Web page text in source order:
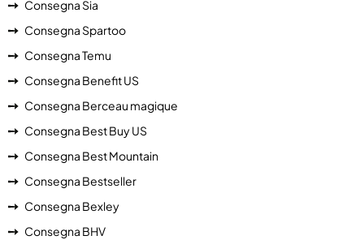
Consegna Sia
Consegna Spartoo
Consegna Temu
Consegna Benefit US
Consegna Berceau magique
Consegna Best Buy US
Consegna Best Mountain
Consegna Bestseller
Consegna Bexley
Consegna BHV